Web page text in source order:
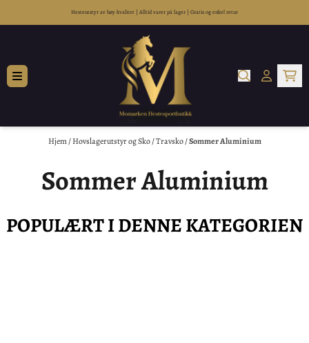
Hopp til innholdHesteutstyr av høy kvalitet | Alltid varer på lager | Gratis og enkel retur
Hjem/Hovslagerutstyr og Sko/Travsko/Sommer Aluminium
Sommer Aluminium
POPULÆRT I DENNE KATEGORIEN